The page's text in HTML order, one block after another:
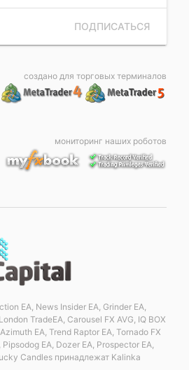
ПОДПИСАТЬСЯ
создано для торговых терминалов
мониторинг наших роботов
EA, News Insider EA, Grinder EA,
TradeEA, Carousel FX AVG, IQ BOX
EA, Trend Raptor EA, Tornado FX
EA, Dozer EA, Prospector EA,
Candles принадлежат Kalinka